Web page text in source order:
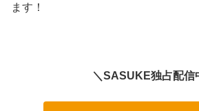
ます！
＼SASUKE独占配信